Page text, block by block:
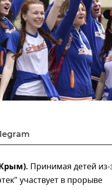
Принимая детей из-
участвует в прорыве